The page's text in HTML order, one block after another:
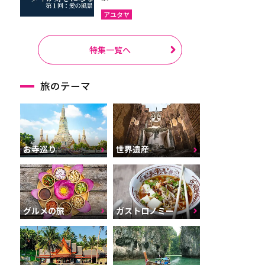
アユタヤ
特集一覧へ
旅のテーマ
お寺巡り 世界遺産
グルメの旅 ガストロノミー